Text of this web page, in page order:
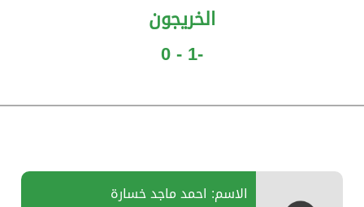
الخريجون
-1 - 0
الاسم: احمد ماجد خسارة